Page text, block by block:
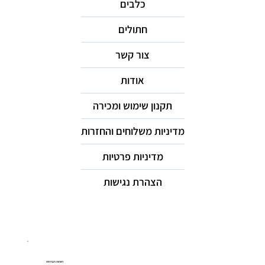
כלבים
חתולים
צור קשר
אודות
תקנון שימוש ומכירה
מדיניות משלוחים והחזרות
מדיניות פרטיות
הצהרת נגישות
רשתות חברתיות